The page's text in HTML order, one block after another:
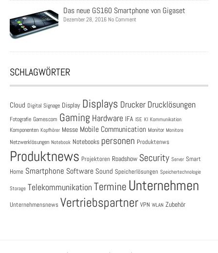
Das neue GS160 Smartphone von Gigaset
Dezember 28, 2016 No Comment
SCHLAGWÖRTER
Cloud Digital Signage Display Displays Drucker Drucklösungen
Fotografie Gamescom Gaming Hardware IFA ISE KI Kommunikation
Komponenten Kopfhörer Messe Mobile Communication Monitor Monitore
Netzwerklösungen Notebook Notebooks personen Produktenws
Produktnews Projektoren Roadshow Security Server Smart
Home Smartphone Software Sound Speicherlösungen Speichertechnologie
Storage Telekommunikation Termine Unternehmen
Unternehmensnews Vertriebspartner VPN WLAN Zubehör